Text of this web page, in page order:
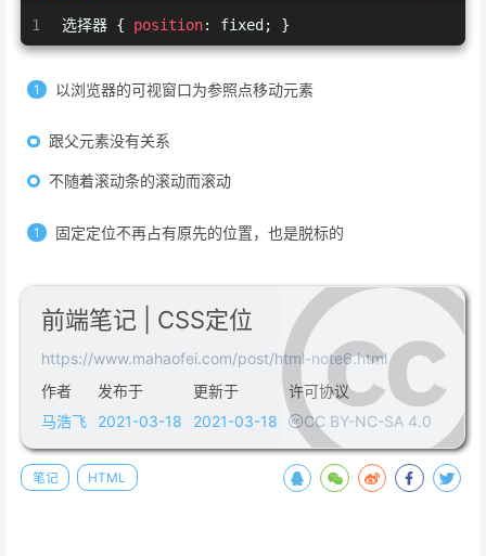
1 选择器 { position: fixed; }
以浏览器的可视窗口为参照点移动元素
跟父元素没有关系
不随着滚动条的滚动而滚动
固定定位不再占有原先的位置，也是脱标的
前端笔记 | CSS定位
https://www.mahaofei.com/post/html-note6.html
作者
马浩飞
发布于
2021-03-18
更新于
2021-03-18
许可协议
CC BY-NC-SA 4.0
笔记 HTML